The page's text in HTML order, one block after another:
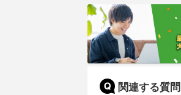
関連する質問